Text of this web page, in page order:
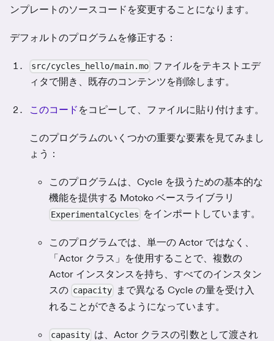
ンプレートのソースコードを変更することになります。
デフォルトのプログラムを修正する：
src/cycles_hello/main.mo ファイルをテキストエデ
ィタで開き、既存のコンテンツを削除します。
このコード をコピーして、ファイルに貼り付けます。
このプログラムのいくつかの重要な要素を見てみまし
ょう：
このプログラムは、Cycle を扱うための基本的な
機能を提供する Motoko ベースライブラリ
ExperimentalCycles をインポートしています。
このプログラムでは、単一の Actor ではなく、
「Actor クラス」を使用することで、複数の
Actor インスタンスを持ち、すべてのインスタン
スの capacity
まで異なる Cycle の量を受け入
れることができるようになっています。
capasity は、Actor クラスの引数として渡され